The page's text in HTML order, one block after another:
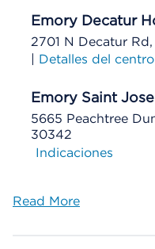
Emory Decatur
2701 N Decatur
| Detalles del
Emory Saint
5665 Peachtree
30342
Indicaciones
Read More